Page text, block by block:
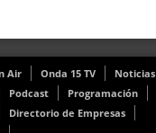
Air Onda 15 TV
Noticias
Podcast
Programación
Directorio de Empresas